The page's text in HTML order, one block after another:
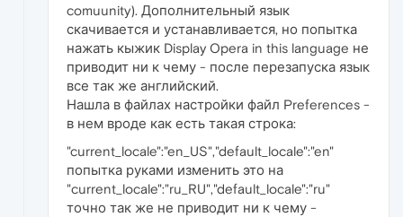
comuunity). Дополнительный язык
скачивается и устанавливается, но попытка
нажать кыжик Display Opera in this language не
приводит ни к чему - после перезапуска язык
все так же английский.
Нашла в файлах настройки файл Preferences -
в нем вроде как есть такая строка:
"current_locale":"en_US","default_locale":"en"
попытка руками изменить это на
"current_locale":"ru_RU","default_locale":"ru"
точно так же не приводит ни к чему -